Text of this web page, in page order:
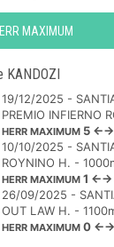
MAXIMUM
KANDOZI
19/12/2025 -
PREMIO INFIERNO
HERR MAXIMUM 5
10/10/2025 -
ROYNINO H. -
HERR MAXIMUM 1 ←→
26/09/2025 -
OUT LAW H. -
HERR MAXIMUM 0